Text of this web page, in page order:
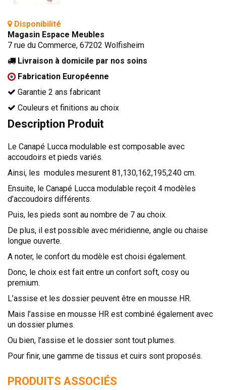
TAPIS
MIROIRS
PETITS MEUBLES
CONTEMPORAIN
AUTHENTIQUE
Disponibilité
Magasin Espace Meubles
7 rue du Commerce, 67202 Wolfisheim
Livraison à domicile par nos soins
Fabrication Européenne
Garantie 2 ans fabricant
Couleurs et finitions au choix
Description Produit
Le Canapé Lucca modulable est composable avec
accoudoirs et pieds variés.
Ainsi, les modules mesurent 81,130,162,195,240 cm.
Ensuite, le Canapé Lucca modulable reçoit 4 modèles
d’accoudoirs différents.
Puis, les pieds sont au nombre de 7 au choix.
De plus, il est possible avec méridienne, angle ou chaise
longue ouverte.
A noter, le confort du modèle est choisi également.
Donc, le choix est fait entre un confort soft, cosy ou
premium.
L’assise et les dossier peuvent être en mousse HR.
Mais l’assise en mousse HR est combiné également avec
un dossier plumes.
Ou bien, l’assise et le dossier sont tout plumes.
Pour finir, une gamme de tissus et cuirs sont proposés.
PRODUITS ASSOCIÉS